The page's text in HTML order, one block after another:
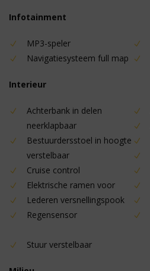
Infotainment
MP3-speler
Navigatiesysteem full map
Interieur
Achterbank in delen
neerklapbaar
Bestuurdersstoel in hoogte
verstelbaar
Cruise control
Elektrische ramen voor
Lederen versnellingspook
Regensensor
Stuur verstelbaar